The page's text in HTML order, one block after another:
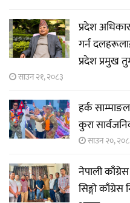
प्रदेश
गर्न
प्रदेश प्रमुख
साउन २१, २०८३
हर्क
कुरा
साउन २०,
नेपाली
सिङ्गो